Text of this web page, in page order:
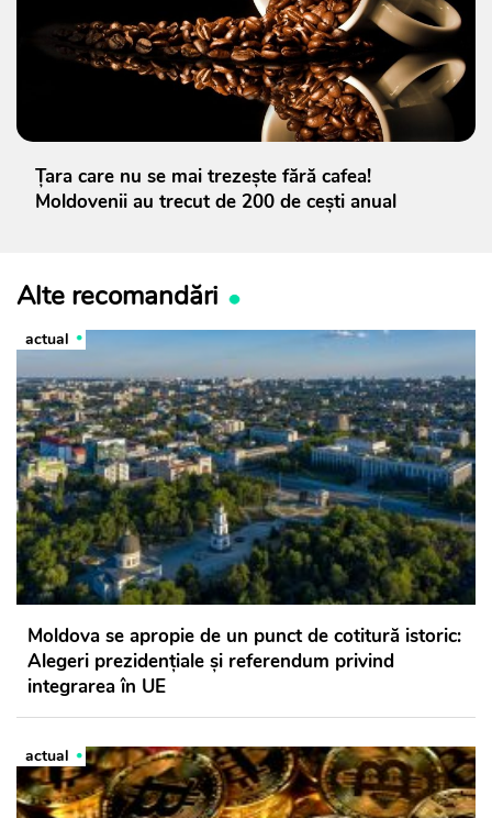
Țara care nu se mai trezește fără cafea!
Moldovenii au trecut de 200 de cești anual
Alte recomandări
actual
Moldova se apropie de un punct de cotitură istoric:
Alegeri prezidențiale și referendum privind
integrarea în UE
actual